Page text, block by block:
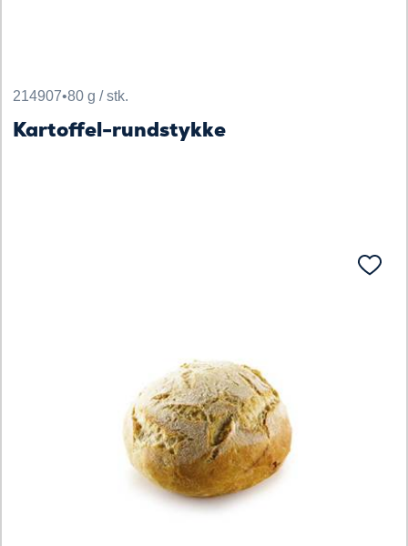
214907•80 g / stk.
Kartoffel-rundstykke